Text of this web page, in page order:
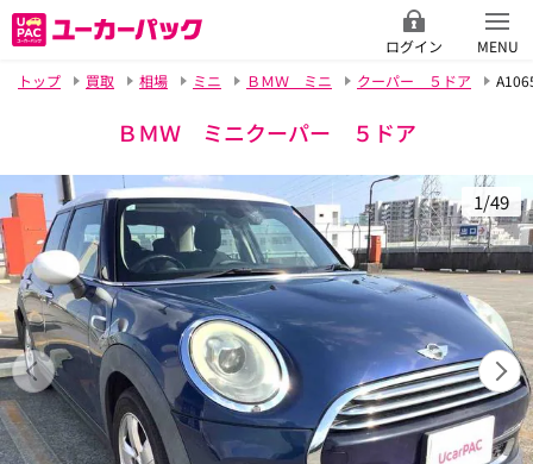
ログイン
MENU
トップ
買取 相場 ミニ ＢＭＷ ミニ クーパー ５ドア
ＢＭＷ ミニクーパー ５ドア
1/49